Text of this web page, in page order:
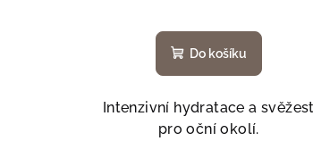
Do košíku
Intenzivní hydratace a svěžest
pro oční okolí.